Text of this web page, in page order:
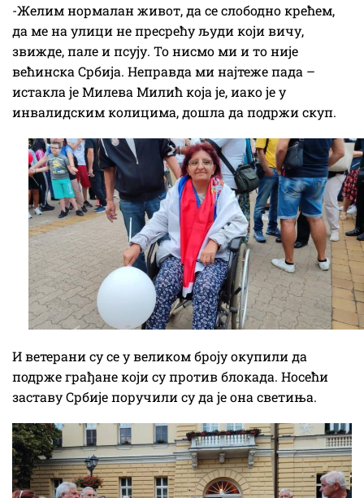
-Желим нормалан живот, да се слободно крећем,
да ме на улици не пресрећу људи који вичу,
звижде, пале и псују. То нисмо ми и то није
већинска Србија. Неправда ми најтеже пада –
истакла је Милева Милић која је, иако је у
инвалидским колицима, дошла да подржи скуп.
И ветерани су се у великом броју окупили да
подрже грађане који су против блокада. Носећи
заставу Србије поручили су да је она светиња.